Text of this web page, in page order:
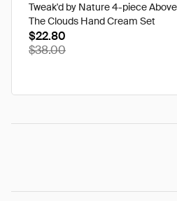
Tweak'd by Nature 4-piece Above
The Clouds Hand Cream Set
$22.80
$38.00